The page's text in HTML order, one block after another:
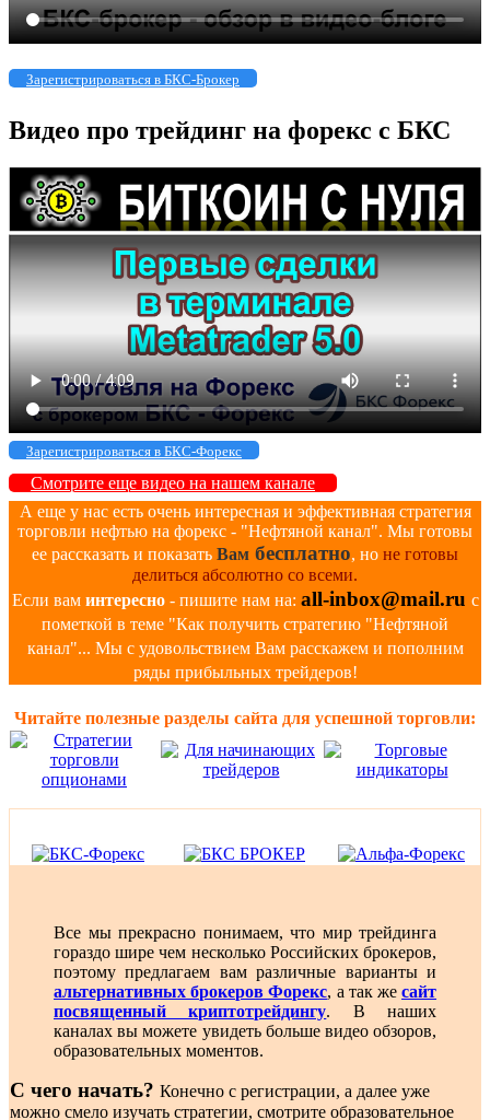
Зарегистрироваться в БКС-Брокер
Видео про трейдинг на форекс с БКС
Зарегистрироваться в БКС-Форекс
Смотрите еще видео на нашем канале
А еще у нас есть очень интересная и эффективная стратегия
торговли нефтью на форекс - "Нефтяной канал". Мы готовы
ее рассказать и показать Вам бесплатно, но не готовы
делиться абсолютно со всеми.
Если вам интересно- пишите нам на: all-inbox@mail.ru с
пометкой в теме "Как получить стратегию "Нефтяной
канал"... Мы с удовольствием Вам расскажем и пополним
ряды прибыльных трейдеров!
Читайте полезные разделы сайта для успешной торговли:
Все мы прекрасно понимаем, что мир трейдинга
гораздо шире чем несколько Российских брокеров,
поэтому предлагаем вам различные варианты и
альтернативных брокеров Форекс, а так жесайт
посвященный криптотрейдингу. В наших
каналах вы можете увидеть больше видео обзоров,
образовательных моментов.
С чего начать? Конечно с регистрации, а далее уже
можно смело изучать стратегии, смотрите образовательное